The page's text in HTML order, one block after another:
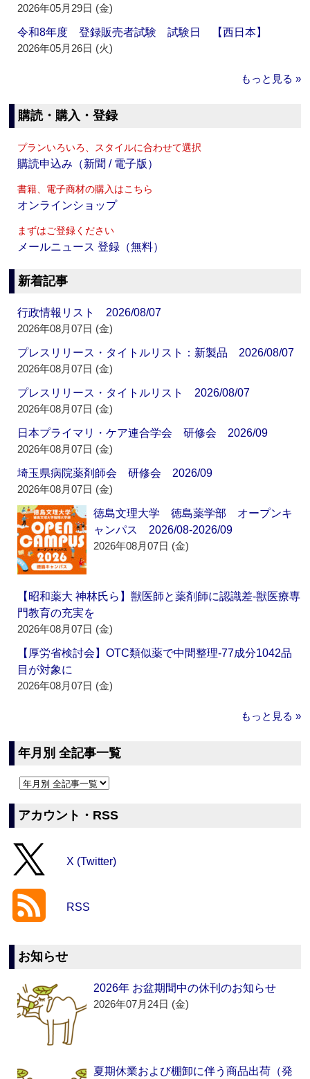
2026年05月29日 (金)
令和8年度 登録販売者試験 試験日 【西日本】
2026年05月26日 (火)
もっと見る »
購読・購入・登録
プランいろいろ、スタイルに合わせて選択
購読申込み（新聞 / 電子版）
書籍、電子商材の購入はこちら
オンラインショップ
まずはご登録ください
メールニュース 登録（無料）
新着記事
行政情報リスト 2026/08/07
2026年08月07日 (金)
プレスリリース・タイトルリスト：新製品 2026/08/07
2026年08月07日 (金)
プレスリリース・タイトルリスト 2026/08/07
2026年08月07日 (金)
日本プライマリ・ケア連合学会 研修会 2026/09
2026年08月07日 (金)
埼玉県病院薬剤師会 研修会 2026/09
2026年08月07日 (金)
徳島文理大学 徳島薬学部 オープンキ
ャンパス 2026/08-2026/09
2026年08月07日 (金)
【昭和薬大 神林氏ら】獣医師と薬剤師に認識差‐獣医療専
門教育の充実を
2026年08月07日 (金)
【厚労省検討会】OTC類似薬で中間整理‐77成分1042品
目が対象に
2026年08月07日 (金)
もっと見る »
年月別 全記事一覧
アカウント・RSS
X (Twitter)
RSS
お知らせ
2026年 お盆期間中の休刊のお知らせ
2026年07月24日 (金)
夏期休業および棚卸に伴う商品出荷（発